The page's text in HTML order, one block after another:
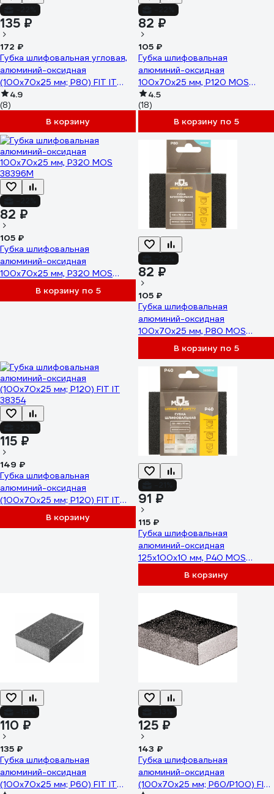
135 ₽
172 ₽
Губка шлифовальная угловая,
алюминий-оксидная
(100х70х25 мм; Р80) FIT IT
38373
4.9
(8)
В корзину
82 ₽
105 ₽
Губка шлифовальная
алюминий-оксидная
100x70x25 мм, Р120 MOS
38393М
4.5
(18)
В корзину по 5
82 ₽
105 ₽
Губка шлифовальная
алюминий-оксидная
100x70x25 мм, Р320 MOS
В корзину по 5
82 ₽
105 ₽
Губка шлифовальная
алюминий-оксидная
100x70x25 мм, Р80 MOS
В корзину по 5
115 ₽
149 ₽
Губка шлифовальная
алюминий-оксидная
(100х70х25 мм; P120) FIT IT
В корзину
91 ₽
115 ₽
Губка шлифовальная
алюминий-оксидная
125x100x10 мм, Р40 MOS
В корзину
110 ₽
135 ₽
Губка шлифовальная
алюминий-оксидная
(100х70х25 мм; P60) FIT IT
125 ₽
143 ₽
Губка шлифовальная
алюминий-оксидная
(100х70х25 мм; Р60/Р100) FIT